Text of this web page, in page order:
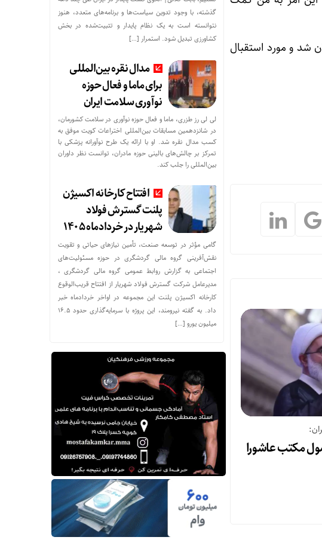
اتمی چهارشنبه ۲۳ آبانماه وارد تهران شد و مورد استقبال
مکتب عاشورا
گذشته، با وجود تدوین سیاست‌ها و برنامه‌های متعدد، هنوز
نتوانسته است به یک نظام پایدار و تثبیت‌شده در بخش
کشاورزی تبدیل شود. استمرار […]
مدال نقره بین‌المللی
برای ماما و فعال حوزه
نوآوری سلامت ایران
لی لی رز طزری، ماما و فعال حوزه نوآوری در سلامت کشورمان،
در شانزدهمین مسابقات بین‌المللی اختراعات کویت موفق به
کسب مدال نقره شد. او با ارائه یک طرح نوآورانه پزشکی با
تمرکز بر چالش‌های بالینی حوزه مادران، توانست نظر داوران
بین‌المللی را جلب کند.
افتتاح کارخانه اکسیژن
پلنت گسترش فولاد
شهریار در خردادماه ۱۴۰۵
گامی مؤثر در توسعه صنعت، تأمین نیازهای حیاتی و تقویت
نقش‌آفرینی گروه مالی گردشگری در حوزه مسئولیت‌های
اجتماعی به گزارش روابط عمومی گروه مالی گردشگری ،
مدیرعامل شرکت گسترش فولاد شهریار از افتتاح قریب‌الوقوع
کارخانه اکسیژن پلنت این مجموعه در اواخر خردادماه خبر
داد. به گفته نیرومند، این پروژه با سرمایه‌گذاری حدود ۱۶.۵
میلیون یورو […]